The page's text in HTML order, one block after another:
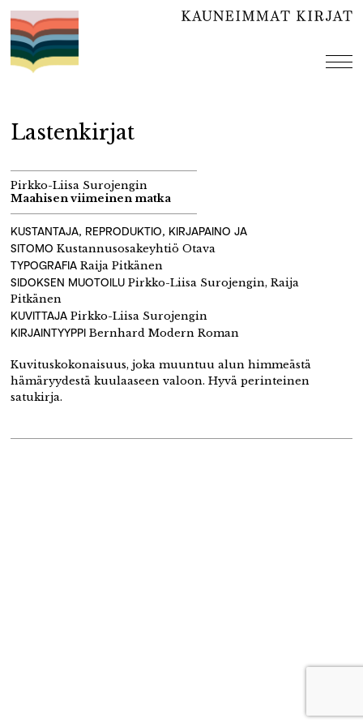
Hyppää
sisältöön
Lastenkirjat
Pirkko-Liisa Surojengin
Maahisen viimeinen matka
KUSTANTAJA, REPRODUKTIO, KIRJAPAINO JA
SITOMO Kustannusosakeyhtiö Otava
TYPOGRAFIA Raija Pitkänen
SIDOKSEN MUOTOILU Pirkko-Liisa Surojengin, Raija
Pitkänen
KUVITTAJA Pirkko-Liisa Surojengin
KIRJAINTYYPPI Bernhard Modern Roman
Kuvituskokonaisuus, joka muuntuu alun himmeästä
hämäryydestä kuulaaseen valoon. Hyvä perinteinen
satukirja.